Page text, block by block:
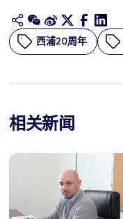
西浦20周年
相关新闻